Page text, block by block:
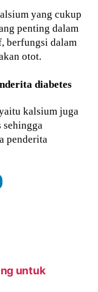
yang cukup
penting dalam
berfungsi dalam
otot.
diabetes
kalsium juga
sehingga
penderita
untuk